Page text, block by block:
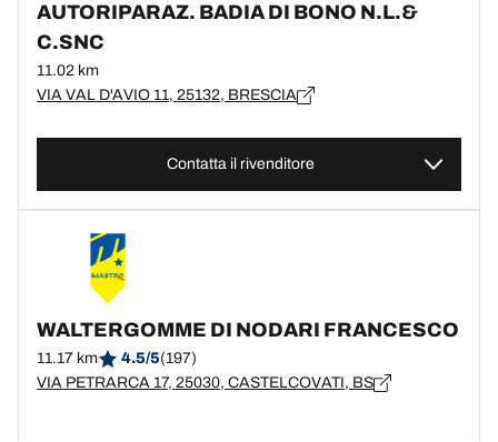
AUTORIPARAZ. BADIA DI BONO N.L.&
C.SNC
11.02 km
VIA VAL D'AVIO 11, 25132, BRESCIA
Contatta il rivenditore
WALTERGOMME DI NODARI FRANCESCO
11.17 km 4.5/5(197)
VIA PETRARCA 17, 25030, CASTELCOVATI, BS